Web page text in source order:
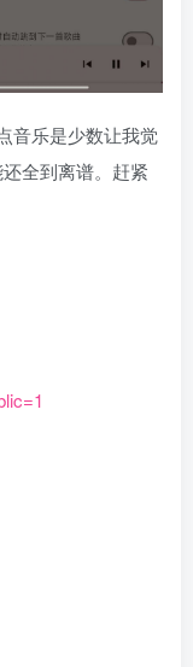
音乐是少数让我觉
全到离谱。赶紧